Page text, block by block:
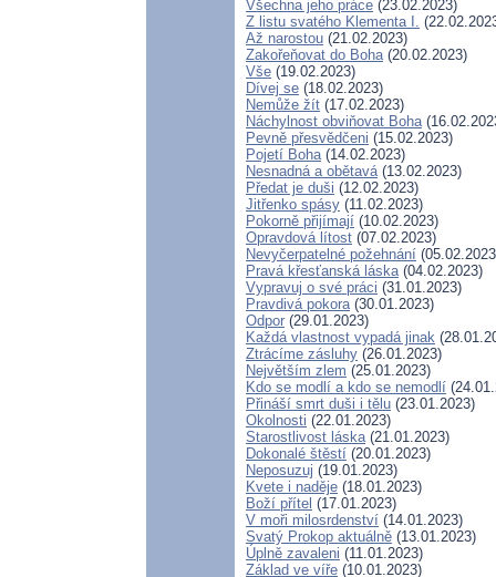
Všechna jeho práce (23.02.2023)
Z listu svatého Klementa I.
Až narostou (21.02.2023)
Zakořeňovat do Boha(20.02.2023)
Vše (19.02.2023)
Dívej se (18.02.2023)
Nemůže žít (17.02.2023)
Náchylnost obviňovat Boha
Pevně přesvědčeni (15.02.2023)
Pojetí Boha(14.02.2023)
Nesnadná a obětavá(13.02.2023)
Předat je duši (12.02.2023)
Jitřenko spásy (11.02.2023)
Pokorně přijímají (10.02.2023)
Opravdová lítost (07.02.2023)
Nevyčerpatelné požehnání
Pravá křesťanská láska(04.02.2023)
Vypravuj o své práci (31.01.2023)
Pravdivá pokora(30.01.2023)
Odpor (29.01.2023)
Každá vlastnost vypadá jinak
Ztrácíme zásluhy (26.01.2023)
Největším zlem (25.01.2023)
Kdo se modlí a kdo se nemodlí
Přináší smrt duši i tělu (23.01.2023)
Okolnosti (22.01.2023)
Starostlivost láska(21.01.2023)
Dokonalé štěstí (20.01.2023)
Neposuzuj (19.01.2023)
Kvete i naděje (18.01.2023)
Boží přítel (17.01.2023)
V moři milosrdenství (14.01.2023)
Svatý Prokop aktuálně (13.01.2023)
Úplně zavaleni (11.01.2023)
Základ ve víře (10.01.2023)